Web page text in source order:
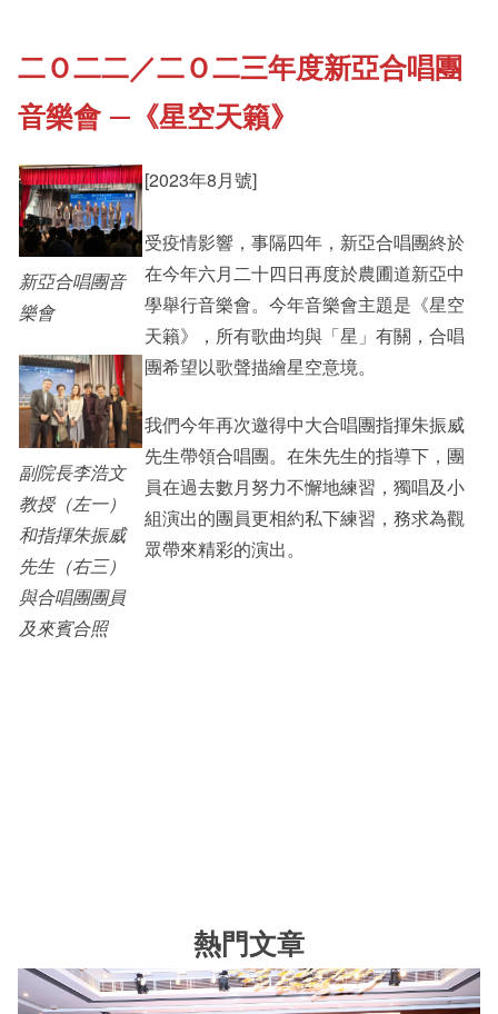
《新亞書院概覽》
新亞影集
影片庫
Cultural Topics
Student Development
Alumni Connections
二Ｏ二二／二Ｏ二三年度新亞合唱團
音樂會 —《星空天籟》
新亞合唱團音
樂會
副院長李浩文
教授（左一）
和指揮朱振威
先生（右三）
與合唱團團員
及來賓合照
[2023年8月號]
受疫情影響，事隔四年，新亞合唱團終於
在今年六月二十四日再度於農圃道新亞中
學舉行音樂會。今年音樂會主題是《星空
天籟》，所有歌曲均與「星」有關，合唱
團希望以歌聲描繪星空意境。
我們今年再次邀得中大合唱團指揮朱振威
先生帶領合唱團。在朱先生的指導下，團
員在過去數月努力不懈地練習，獨唱及小
組演出的團員更相約私下練習，務求為觀
眾帶來精彩的演出。
熱門文章